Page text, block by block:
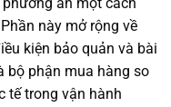
này mở rộng về
kiện bảo quản và bài
bộ phận mua hàng so
tế trong vận hành